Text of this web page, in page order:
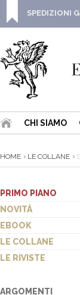
SPEDIZIONI
CHI SIAMO
HOME LE COLLANE
PRIMO PIANO
NOVITÀ
EBOOK
LE COLLANE
LE RIVISTE
ARGOMENTI